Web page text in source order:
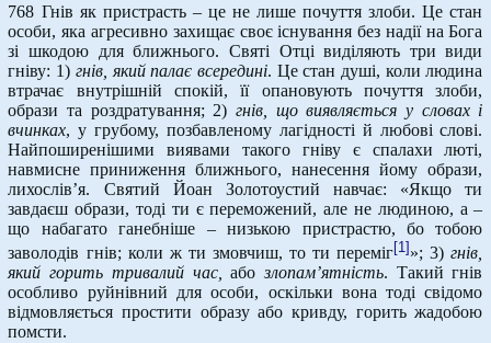
768 Гнів як пристрасть – це не лише почуття злоби. Це стан
особи, яка агресивно захищає своє існування без надії на Бога
зі шкодою для ближнього. Святі Отці виділяють три види
гніву: 1) гнів, який палає всередині. Це стан душі, коли людина
втрачає внутрішній спокій, її опановують почуття злоби,
образи та роздратування; 2)гнів, що виявляється у словах і
вчинках, у грубому, позбавленому лагідності й любові слові.
Найпоширенішими виявами такого гніву є спалахи люті,
навмисне приниження ближнього, нанесення йому образи,
лихослів’я. Святий Йоан Золотоустий навчає: «Якщо ти
завдаєш образи, тоді ти є переможений, але не людиною, а –
що набагато ганебніше – низькою пристрастю, бо тобою
заволодів гнів; коли ж ти змовчиш, то ти переміг[1] »; 3)гнів,
який горить тривалий час,
абозлопам’ятність. Такий гнів
особливо руйнівний для особи, оскільки вона тоді свідомо
відмовляється простити образу або кривду, горить жадобою
помсти.